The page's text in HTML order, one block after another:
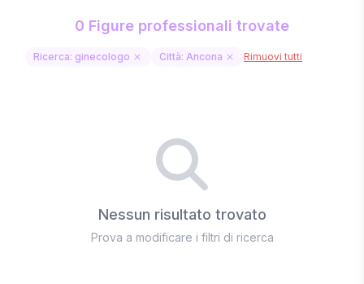
0 Figure professionali trovate
Ricerca: ginecologo Città: Ancona Rimuovi tutti
Nessun risultato trovato
Prova a modificare i filtri di ricerca